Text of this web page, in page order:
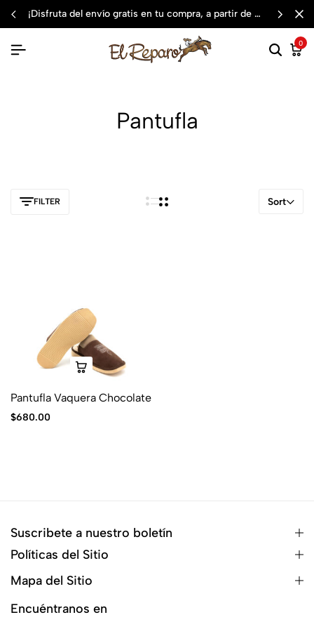
¡disfruta del envío gratis en tu compra, a partir de $3,000 mxn
0
Pantufla
FILTER Sort
Pantufla Vaquera Chocolate
$680.00
Suscribete a nuestro boletín
Políticas del Sitio
Mapa del Sitio
Encuéntranos en